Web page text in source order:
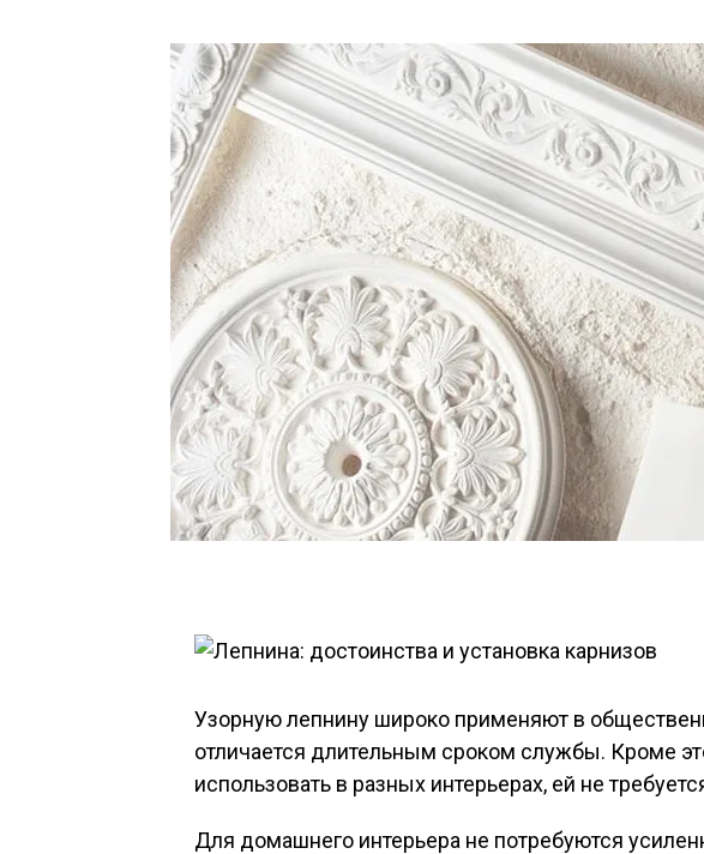
Узорную лепнину широко применяют в
отличается длительным сроком службы. Кроме
использовать в разных интерьерах, ей не
Для домашнего интерьера не потребуются